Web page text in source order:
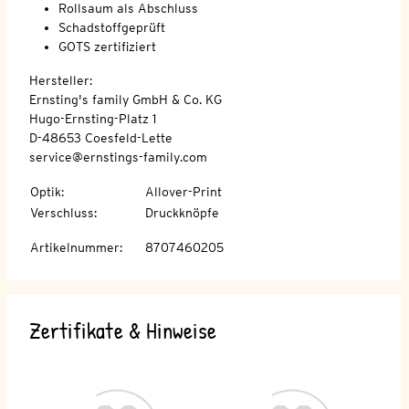
Rollsaum als Abschluss
Schadstoffgeprüft
GOTS zertifiziert
Hersteller:
Ernsting's family GmbH & Co. KG
Hugo-Ernsting-Platz 1
D-48653 Coesfeld-Lette
service@ernstings-family.com
Optik:
Allover-Print
Verschluss: Druckknöpfe
Artikelnummer: 8707460205
Zertifikate & Hinweise